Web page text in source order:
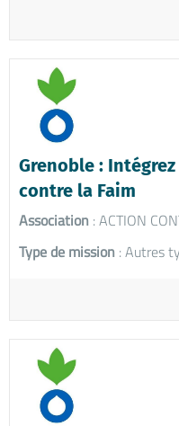
Grenoble :
contre la Faim
Association : ACTION
Type de mission : Autres